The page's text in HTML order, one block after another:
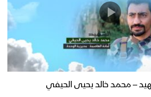
– محمد خالد يحيى الحيفي